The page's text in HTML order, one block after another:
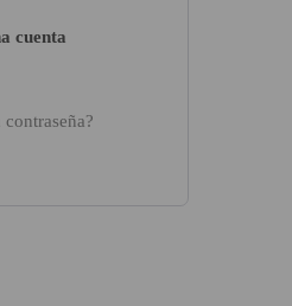
cuenta